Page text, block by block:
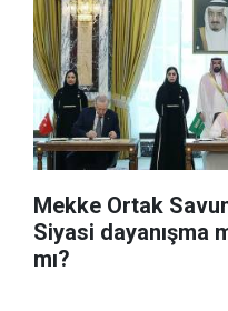
Mekke Ortak
Siyasi dayanışma
mı?